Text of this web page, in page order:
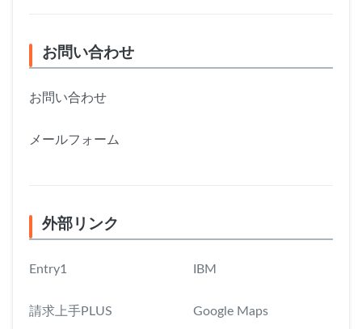
お問い合わせ
お問い合わせ
メールフォーム
外部リンク
Entry1
請求上手PLUS
IBM
Google Maps